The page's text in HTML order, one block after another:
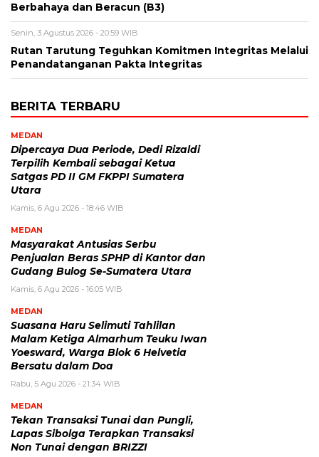
Berbahaya dan Beracun (B3)
Senin, 3 Agustus 2026 - 20:59 WIB
Rutan Tarutung Teguhkan Komitmen Integritas Melalui
Penandatanganan Pakta Integritas
BERITA TERBARU
MEDAN
Dipercaya Dua Periode, Dedi Rizaldi
Terpilih Kembali sebagai Ketua
Satgas PD II GM FKPPI Sumatera
Utara
Kamis, 6 Agu 2026 - 18:46 WIB
MEDAN
Masyarakat Antusias Serbu
Penjualan Beras SPHP di Kantor dan
Gudang Bulog Se-Sumatera Utara
Kamis, 6 Agu 2026 - 16:05 WIB
MEDAN
Suasana Haru Selimuti Tahlilan
Malam Ketiga Almarhum Teuku Iwan
Yoesward, Warga Blok 6 Helvetia
Bersatu dalam Doa
Rabu, 5 Agu 2026 - 21:34 WIB
MEDAN
Tekan Transaksi Tunai dan Pungli,
Lapas Sibolga Terapkan Transaksi
Non Tunai dengan BRIZZI